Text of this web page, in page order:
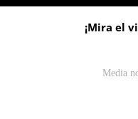
¡Mira el